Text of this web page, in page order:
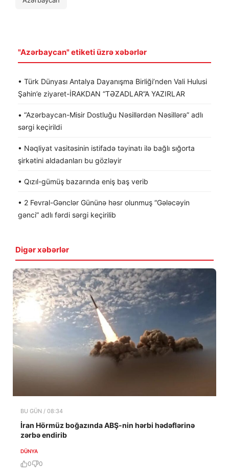
"Azərbaycan" etiketi üzrə xəbərlər
• Türk Dünyası Antalya Dayanışma Birliği’nden Vali Hulusi
Şahin’e ziyaret-İRAKDAN “TƏZADLAR”A YAZIRLAR
• “Azərbaycan-Misir Dostluğu Nəsillərdən Nəsillərə” adlı
sərgi keçirildi
• Nəqliyat vasitəsinin istifadə təyinatı ilə bağlı sığorta
şirkətini aldadanları bu gözləyir
• Qızıl-gümüş bazarında eniş baş verib
• 2 Fevral-Gənclər Gününə həsr olunmuş “Gələcəyin
gənci” adlı fərdi sərgi keçirilib
Digər xəbərlər
BU GÜN / 08:34
İran Hörmüz boğazında ABŞ-nin hərbi hədəflərinə
zərbə endirib
DÜNYA
0 0